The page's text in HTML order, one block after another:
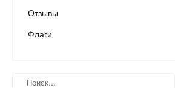
Отзывы
Флаги